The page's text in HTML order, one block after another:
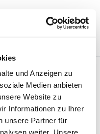
und Anzeigen zu
Medien anbieten
Website zu
Informationen zu Ihrer
unsere Partner für
weiter. Unsere
ist